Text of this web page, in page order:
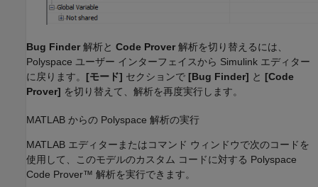
Bug Finder 解析と Code Prover 解析を切り替えるには、
Polyspace ユーザー インターフェイスから Simulink エディター
に戻ります。 [モード] セクションで [Bug Finder] と [Code
Prover] を切り替えて、解析を再度実行します。
MATLAB からの Polyspace 解析の実行
MATLAB エディターまたはコマンド ウィンドウで次のコードを
使用して、このモデルのカスタム コードに対する Polyspace
Code Prover™ 解析を実行できます。